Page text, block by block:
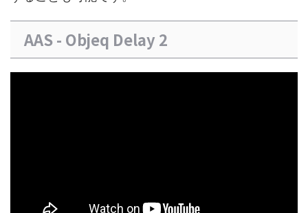
AAS - Objeq Delay 2